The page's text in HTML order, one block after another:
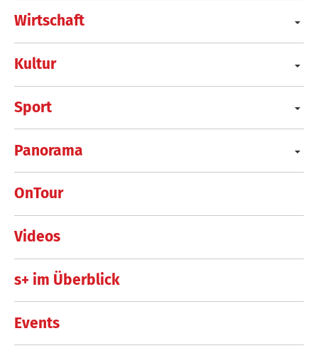
Wirtschaft
Kultur
Sport
Panorama
OnTour
Videos
s+ im Überblick
Events